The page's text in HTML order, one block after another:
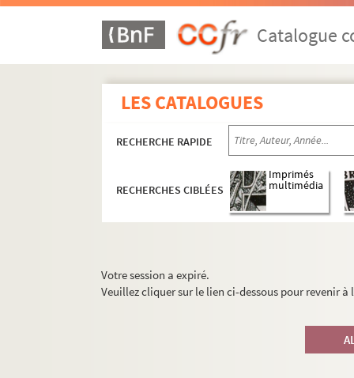
Catalogue
LES CATALOGUES
RECHERCHE RAPIDE
RECHERCHES CIBLÉES
Imprimés
multimédia
Votre session a expiré.
Veuillez cliquer sur le lien ci-dessous pour revenir